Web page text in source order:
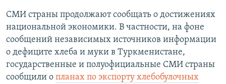
СМИ страны продолжают сообщать о достижениях
национальной экономики. В частности, на фоне
сообщений независимых источников информации
о дефиците хлеба и муки в Туркменистане,
государственные и полуофициальные СМИ страны
сообщили о планах по экспорту хлебобулочных